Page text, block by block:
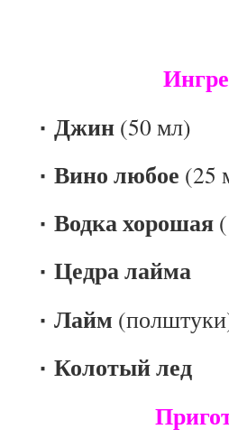
٠ Джин (50 мл)
٠ Вино любое (25
٠ Водка хорошая
٠ Цедра лайма
٠ Лайм
٠ Колотый лед